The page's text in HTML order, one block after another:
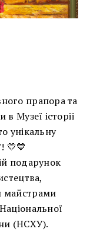
прапора та
Музеї історії
унікальну
💛💙
подарунок
майстрами
(НСХУ).